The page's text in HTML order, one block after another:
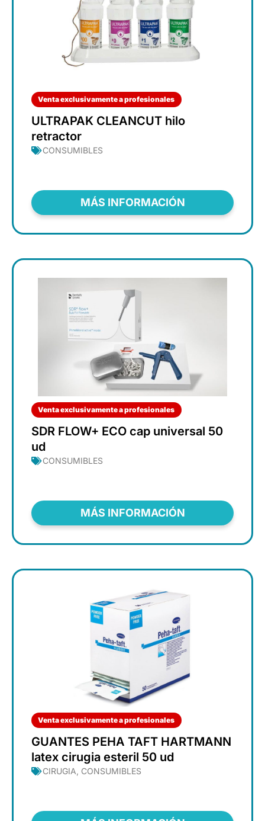
Venta exclusivamente a profesionales
ULTRAPAK CLEANCUT hilo
retractor
CONSUMIBLES
MÁS INFORMACIÓN
Venta exclusivamente a profesionales
SDR FLOW+ ECO cap universal 50
ud
CONSUMIBLES
MÁS INFORMACIÓN
Venta exclusivamente a profesionales
GUANTES PEHA TAFT HARTMANN
latex cirugia esteril 50 ud
CIRUGIA CONSUMIBLES